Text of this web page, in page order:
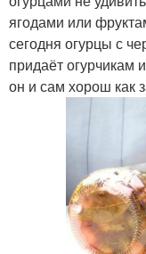
ягодами или
сегодня огурцы с
придаёт огурчикам
он и сам хорош как